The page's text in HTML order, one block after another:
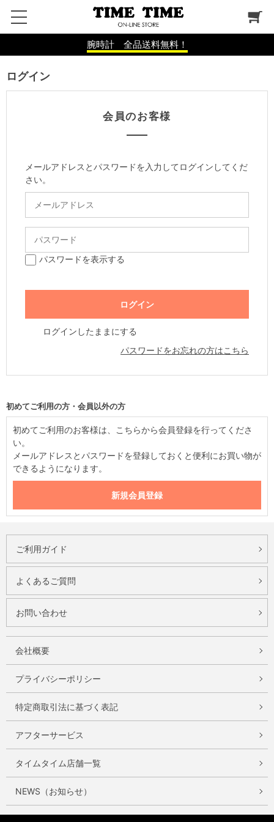
腕時計 全品送料無料！
ログイン
会員のお客様
メールアドレスとパスワードを入力してログインしてくだ
さい。
パスワードを表示する
ログインしたままにする
パスワードをお忘れの方はこちら
初めてご利用の方・会員以外の方
初めてご利用のお客様は、こちらから会員登録を行ってくださ
い。
メールアドレスとパスワードを登録しておくと便利にお買い物が
できるようになります。
ご利用ガイド
よくあるご質問
お問い合わせ
会社概要
プライバシーポリシー
特定商取引法に基づく表記
アフターサービス
タイムタイム店舗一覧
NEWS（お知らせ）